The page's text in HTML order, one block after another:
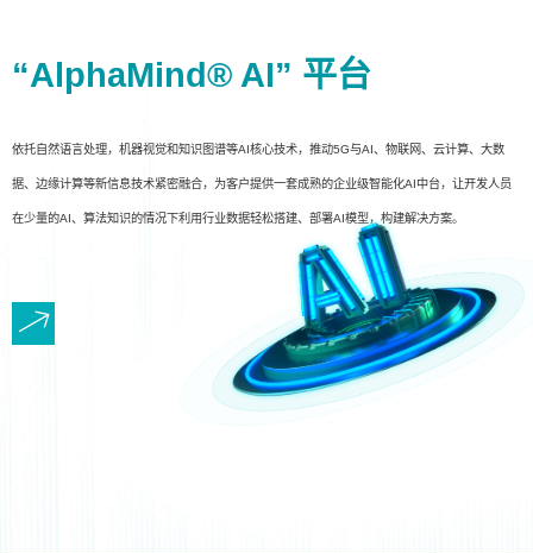
“AlphaMind® AI” 平台
依托自然语言处理，机器视觉和知识图谱等AI核心技术，推动5G与AI、物联网、云计算、大数
据、边缘计算等新信息技术紧密融合，为客户提供一套成熟的企业级智能化AI中台，让开发人员
在少量的AI、算法知识的情况下利用行业数据轻松搭建、部署AI模型，构建解决方案。